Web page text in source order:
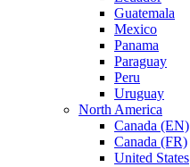
Guatemala
Mexico
Panama
Paraguay
Peru
Uruguay
North America
Canada (EN)
Canada (FR)
United States